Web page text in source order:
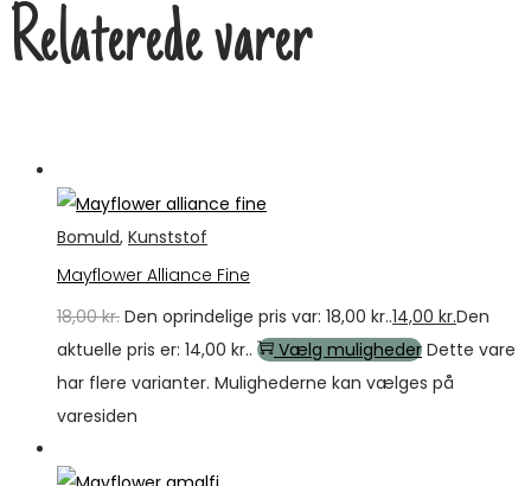
Relaterede varer
Bomuld, Kunststof
Mayflower Alliance Fine
18,00kr. Den oprindelige pris var: 18,00 kr..14,00 kr.Den
aktuelle pris er: 14,00 kr..
Vælg muligheder Dette vare
har flere varianter. Mulighederne kan vælges på
varesiden